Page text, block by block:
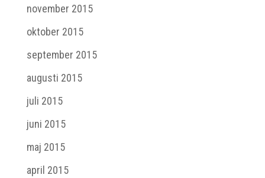
november 2015
oktober 2015
september 2015
augusti 2015
juli 2015
juni 2015
maj 2015
april 2015